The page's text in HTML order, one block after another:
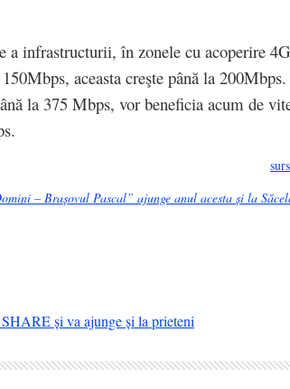
a infrastructurii, în zonele cu acoperire
aceasta creşte până la
la 375 Mbps, vor beneficia acum de
– Brașovul Pascal” ajunge anul acesta și la
și va ajunge și la prieteni